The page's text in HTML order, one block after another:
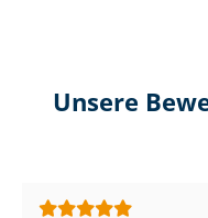
Unsere